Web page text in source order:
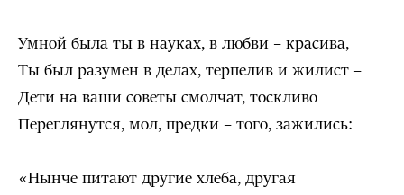
Умной была ты в науках, в любви – красива,
Ты был разумен в делах, терпелив и жилист –
Дети на ваши советы смолчат, тоскливо
Переглянутся, мол, предки – того, зажились:
«Нынче питают другие хлеба, другая